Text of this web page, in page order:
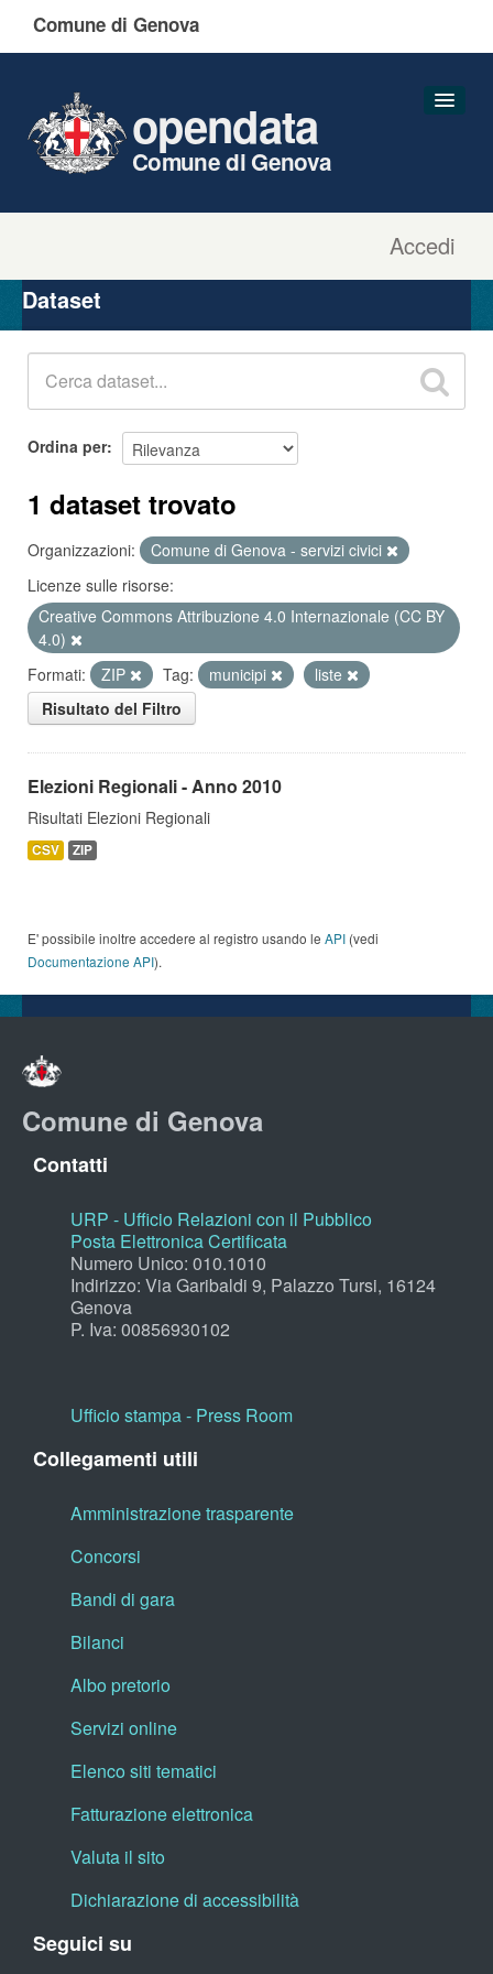
Comune di Genova
Accedi
opendata
Comune di Genova
Organizzazioni
Gruppi
Dataset
Ordina per
1 dataset trovato
Organizzazioni:
Comune di Genova - servizi civici
Licenze sulle risorse:
Creative Commons Attribuzione 4.0 Internazionale (CC BY
4.0)
Formati:
ZIP Tag: municipi
liste
Risultato del Filtro
Elezioni Regionali - Anno 2010
Risultati Elezioni Regionali
CSV ZIP
E' possibile inoltre accedere al registro usando le API (vedi
Documentazione API).
Comune di Genova
Contatti
URP - Ufficio Relazioni con il Pubblico
Posta Elettronica Certificata
Numero Unico: 010.1010
Indirizzo: Via Garibaldi 9, Palazzo Tursi, 16124
Genova
P. Iva: 00856930102
Ufficio stampa - Press Room
Collegamenti utili
Amministrazione trasparente
Concorsi
Bandi di gara
Bilanci
Albo pretorio
Servizi online
Elenco siti tematici
Fatturazione elettronica
Valuta il sito
Dichiarazione di accessibilità
Seguici su